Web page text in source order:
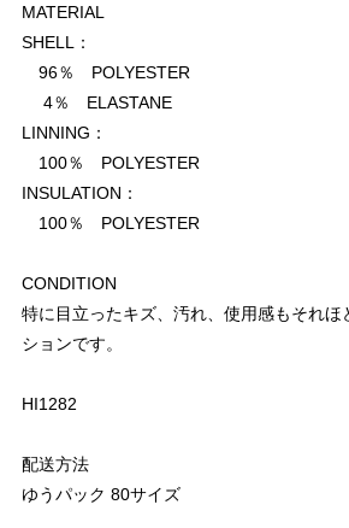
MATERIAL
SHELL：
96％ POLYESTER
4％ ELASTANE
LINNING：
100％ POLYESTER
INSULATION：
100％ POLYESTER
CONDITION
特に目立ったキズ、汚れ、使用感もそれほ
ションです。
HI1282
配送方法
ゆうパック 80サイズ